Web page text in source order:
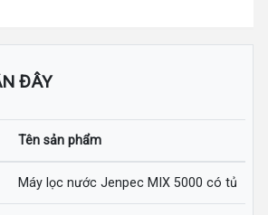
ĐÂY
Tên sản phẩm
Máy lọc nước Jenpec MIX 5000 có tủ